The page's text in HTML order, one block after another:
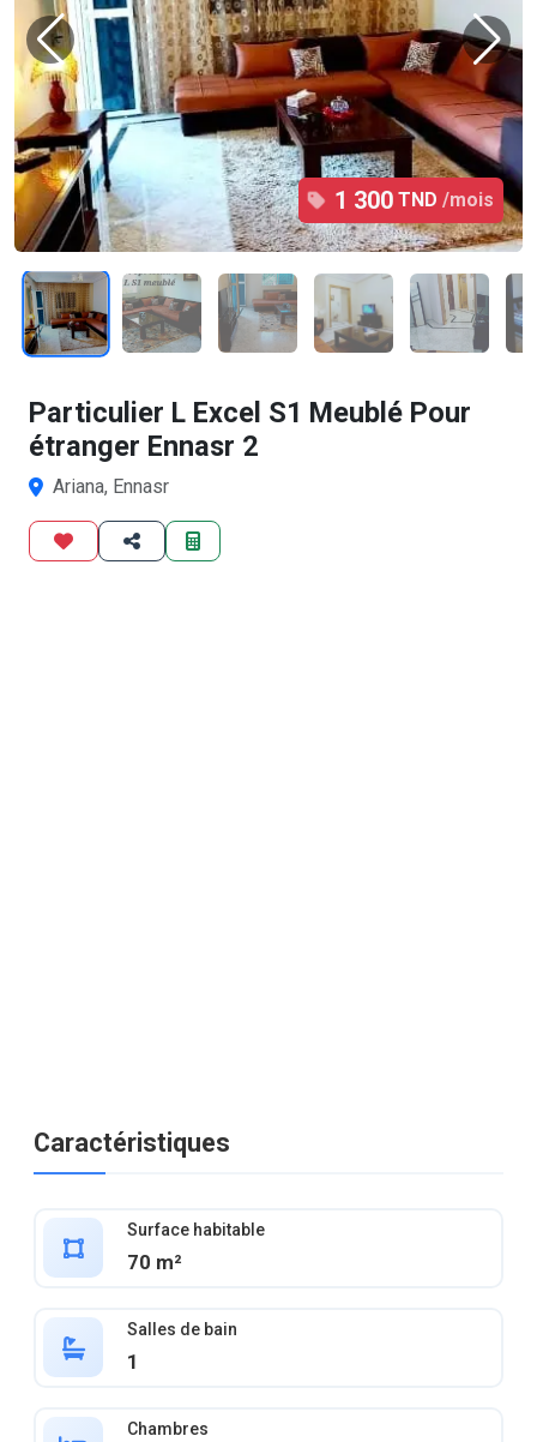
1 300 TND /mois
1/12
Particulier L Excel S1 Meublé Pour
étranger Ennasr 2
Ariana, Ennasr
Caractéristiques
Surface habitable
70 m²
Salles de bain
1
Chambres